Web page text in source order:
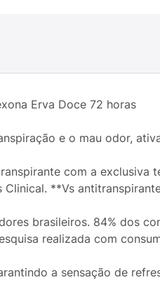
Erva Doce 72 horas
e o mau odor,
com a exclusiva
**Vs
brasileiros. 84% dos
realizada com
a sensação de